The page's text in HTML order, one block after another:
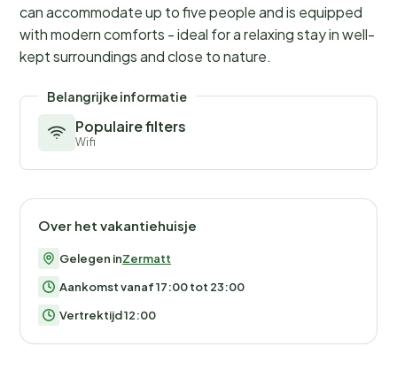
can accommodate up to five people and is equipped
with modern comforts - ideal for a relaxing stay in well-
kept surroundings and close to nature.
Belangrijke informatie
Populaire filters
Wifi
Over het vakantiehuisje
Gelegen inZermatt
Aankomst vanaf 17:00 tot 23:00
Vertrektijd 12:00